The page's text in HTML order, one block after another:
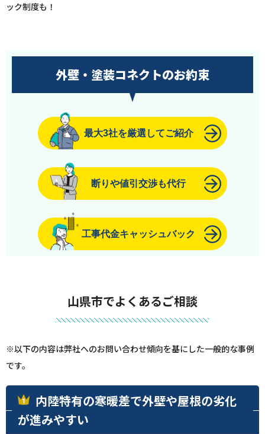
ック制度も！
外壁・塗装コネクトのお約束
最大3社を厳選してご紹介
断りや値引交渉も代行
工事代金キャッシュバック
山県市でよくあるご相談
※以下の内容は弊社へのお問い合わせ傾向を基にした一般的な事例
です。
内陸特有の寒暖差で外壁や屋根の劣化
が進みやすい